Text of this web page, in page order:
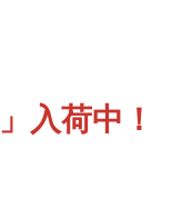
入荷中！